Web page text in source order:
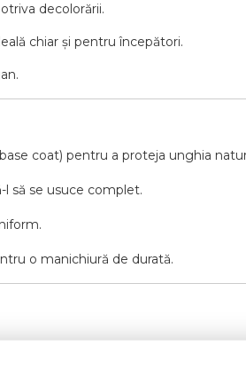
decolorării.
chiar și pentru începători.
coat) pentru a proteja unghia
l să se usuce complet.
o manichiură de durată.